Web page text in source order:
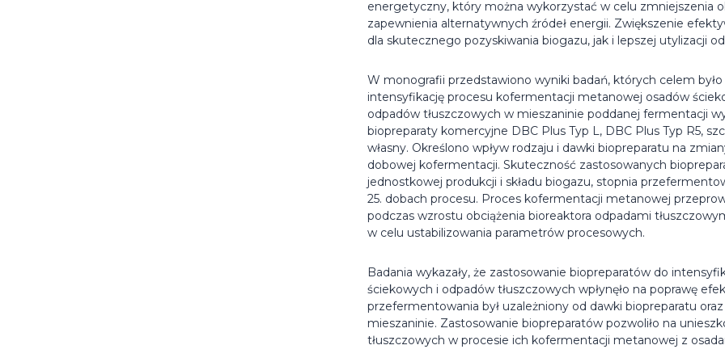
energetyczny, który można wykorzystać w celu zmniejszenia
zapewnienia alternatywnych źródeł energii. Zwiększenie
dla skutecznego pozyskiwania biogazu, jak i lepszej utylizacji
W monografii przedstawiono wyniki badań, których celem
intensyfikację procesu kofermentacji metanowej osadów
odpadów tłuszczowych w mieszaninie poddanej fermentacji
biopreparaty komercyjne DBC Plus Typ L, DBC Plus Typ R5,
własny. Określono wpływ rodzaju i dawki biopreparatu na
dobowej kofermentacji. Skuteczność zastosowanych
jednostkowej produkcji i składu biogazu, stopnia
25. dobach procesu. Proces kofermentacji metanowej
podczas wzrostu obciążenia bioreaktora odpadami
w celu ustabilizowania parametrów procesowych.
Badania wykazały, że zastosowanie biopreparatów do
ściekowych i odpadów tłuszczowych wpłynęło na poprawę
przefermentowania był uzależniony od dawki biopreparatu
mieszaninie. Zastosowanie biopreparatów pozwoliło na
tłuszczowych w procesie ich kofermentacji metanowej z